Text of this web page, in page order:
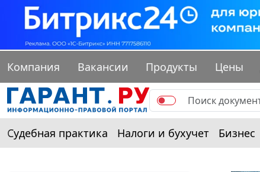
Компания Вакансии Продукты Цены
Судебная практика Налоги и бухучет Бизнес